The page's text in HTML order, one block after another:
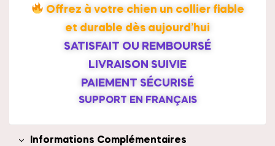
Offrez à votre chien un collier fiable
et durable dès aujourd’hui
SATISFAIT OU REMBOURSÉ
LIVRAISON SUIVIE
PAIEMENT SÉCURISÉ
SUPPORT EN FRANÇAIS
Informations Complémentaires